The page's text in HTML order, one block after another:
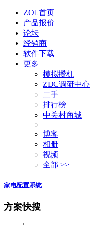
ZOL首页
产品报价
论坛
经销商
软件下载
更多
模拟攒机
ZDC调研中心
二手
排行榜
中关村商城
博客
相册
视频
全部 >>
家电配置系统
方案快搜